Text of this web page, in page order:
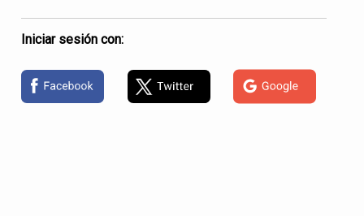
Iniciar sesión con: